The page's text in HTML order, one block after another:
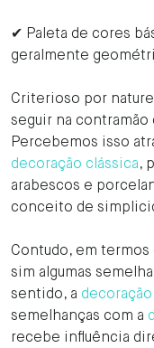
✔ Paleta de cores
geralmente
Criterioso por
seguir na
Percebemos isso
decoração clássica,
arabescos e
conceito de
Contudo, em
sim algumas
sentido, a
semelhanças com a
recebe influência